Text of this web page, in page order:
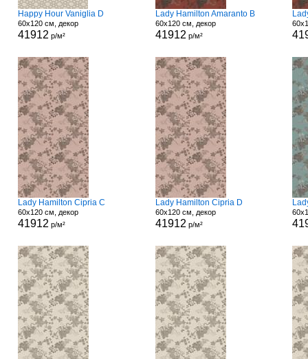
Happy Hour Vaniglia D
60x120 см, декор
41912 р/м²
Lady Hamilton Amaranto B
60x120 см, декор
41912 р/м²
Lady Hamilton Cipria C
60x120 см, декор
41912 р/м²
Lady Hamilton Cipria D
60x120 см, декор
41912 р/м²